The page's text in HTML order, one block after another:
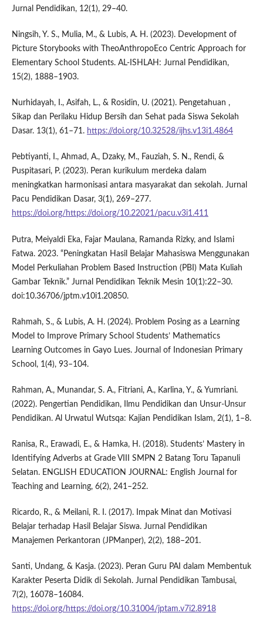
Jurnal Pendidikan, 12(1), 29–40.
Ningsih, Y. S., Mulia, M., & Lubis, A. H. (2023). Development of
Picture Storybooks with TheoAnthropoEco Centric Approach for
Elementary School Students. AL-ISHLAH: Jurnal Pendidikan,
15(2), 1888–1903.
Nurhidayah, I., Asifah, L., & Rosidin, U. (2021). Pengetahuan ,
Sikap dan Perilaku Hidup Bersih dan Sehat pada Siswa Sekolah
Dasar. 13(1), 61–71. https://doi.org/10.32528/ijhs.v13i1.4864
Pebtiyanti, I., Ahmad, A., Dzaky, M., Fauziah, S. N., Rendi, &
Puspitasari, P. (2023). Peran kurikulum merdeka dalam
meningkatkan harmonisasi antara masyarakat dan sekolah. Jurnal
Pacu Pendidikan Dasar, 3(1), 269–277.
https://doi.org/https://doi.org/10.22021/pacu.v3i1.411
Putra, Meiyaldi Eka, Fajar Maulana, Ramanda Rizky, and Islami
Fatwa. 2023. “Peningkatan Hasil Belajar Mahasiswa Menggunakan
Model Perkuliahan Problem Based Instruction (PBI) Mata Kuliah
Gambar Teknik.” Jurnal Pendidikan Teknik Mesin 10(1):22–30.
doi:10.36706/jptm.v10i1.20850.
Rahmah, S., & Lubis, A. H. (2024). Problem Posing as a Learning
Model to Improve Primary School Students’ Mathematics
Learning Outcomes in Gayo Lues. Journal of Indonesian Primary
School, 1(4), 93–104.
Rahman, A., Munandar, S. A., Fitriani, A., Karlina, Y., & Yumriani.
(2022). Pengertian Pendidikan, Ilmu Pendidikan dan Unsur-Unsur
Pendidikan. Al Urwatul Wutsqa: Kajian Pendidikan Islam, 2(1), 1–8.
Ranisa, R., Erawadi, E., & Hamka, H. (2018). Students’ Mastery in
Identifying Adverbs at Grade VIII SMPN 2 Batang Toru Tapanuli
Selatan. ENGLISH EDUCATION JOURNAL: English Journal for
Teaching and Learning, 6(2), 241–252.
Ricardo, R., & Meilani, R. I. (2017). Impak Minat dan Motivasi
Belajar terhadap Hasil Belajar Siswa. Jurnal Pendidikan
Manajemen Perkantoran (JPManper), 2(2), 188–201.
Santi, Undang, & Kasja. (2023). Peran Guru PAI dalam Membentuk
Karakter Peserta Didik di Sekolah. Jurnal Pendidikan Tambusai,
7(2), 16078–16084.
https://doi.org/https://doi.org/10.31004/jptam.v7i2.8918